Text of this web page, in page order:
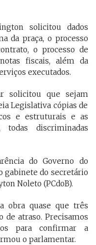
solicitou dados
da praça, o processo
o processo de
fiscais, além da
executados.
solicitou que sejam
Legislativa cópias de
e estruturais e as
todas discriminadas
do Governo do
gabinete do secretário
Noleto (PCdoB).
obra quase que três
de atraso. Precisamos
para confirmar a
o parlamentar.